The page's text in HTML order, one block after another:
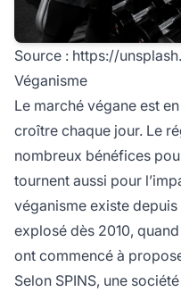
Source : https://
Véganisme
Le marché végane est
croître chaque jour. Le
nombreux bénéfices
tournent aussi pour
véganisme existe
explosé dès 2010,
ont commencé à
Selon SPINS, une